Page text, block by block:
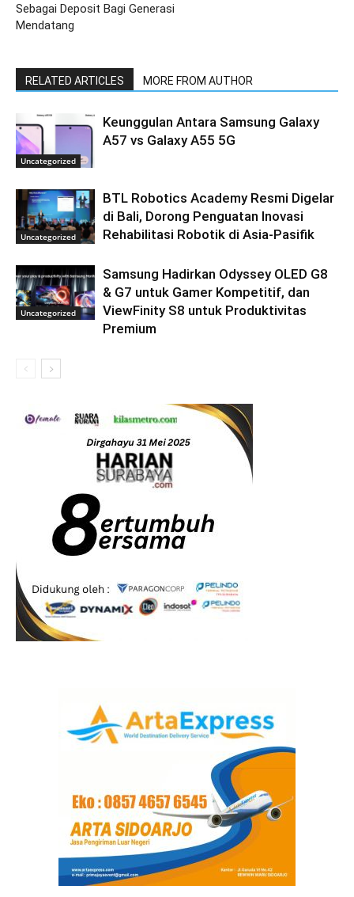
Sebagai Deposit Bagi Generasi
Mendatang
RELATED ARTICLES MORE FROM AUTHOR
Uncategorized
Keunggulan Antara Samsung Galaxy
A57 vs Galaxy A55 5G
Uncategorized
BTL Robotics Academy Resmi Digelar
di Bali, Dorong Penguatan Inovasi
Rehabilitasi Robotik di Asia-Pasifik
Uncategorized
Samsung Hadirkan Odyssey OLED G8
& G7 untuk Gamer Kompetitif, dan
ViewFinity S8 untuk Produktivitas
Premium